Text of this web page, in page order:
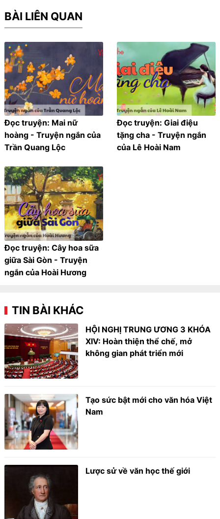
BÀI LIÊN QUAN
Đọc truyện: Mai nữ
hoàng - Truyện ngắn của
Trần Quang Lộc
Đọc truyện: Giai điệu
tặng cha - Truyện ngắn
của Lê Hoài Nam
Đọc truyện: Cây hoa sữa
giữa Sài Gòn - Truyện
ngắn của Hoài Hương
TIN BÀI KHÁC
HỘI NGHỊ TRUNG ƯƠNG 3 KHÓA
XIV: Hoàn thiện thể chế, mở
không gian phát triển mới
Tạo sức bật mới cho văn hóa Việt
Nam
Lược sử về văn học thế giới